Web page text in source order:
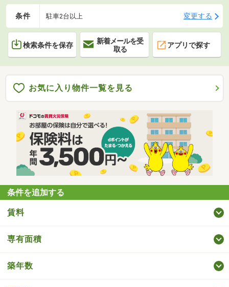
条件 駐車2台以上 変更する
検索条件を保存
新着メールを受
取る
アプリで探す
お気に入り物件一覧を見る
条件を追加する
賃料
専有面積
築年数